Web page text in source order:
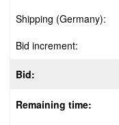
Shipping (Germany):
Bid increment:
Bid:
Remaining time: